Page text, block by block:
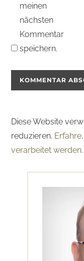
meinen
nächsten
Kommentar
speichern.
Diese Website
reduzieren.
verarbeitet werden.